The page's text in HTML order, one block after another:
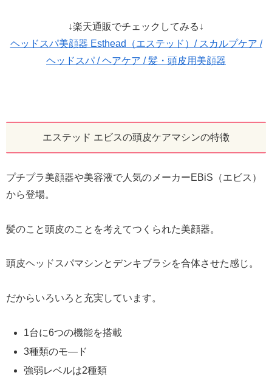
↓楽天通販でチェックしてみる↓
ヘッドスパ美顔器 Esthead（エステッド）/ スカルプケア /
ヘッドスパ / ヘアケア / 髪・頭皮用美顔器
エステッド エビスの頭皮ケアマシンの特徴
プチプラ美顔器や美容液で人気のメーカーEBiS（エビス）
から登場。
髪のこと頭皮のことを考えてつくられた美顔器。
頭皮ヘッドスパマシンとデンキブラシを合体させた感じ。
だからいろいろと充実しています。
1台に6つの機能を搭載
3種類のモ―ド
強弱レベルは2種類